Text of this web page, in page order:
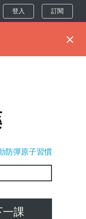
登入 訂閱
防彈原子習慣
一課